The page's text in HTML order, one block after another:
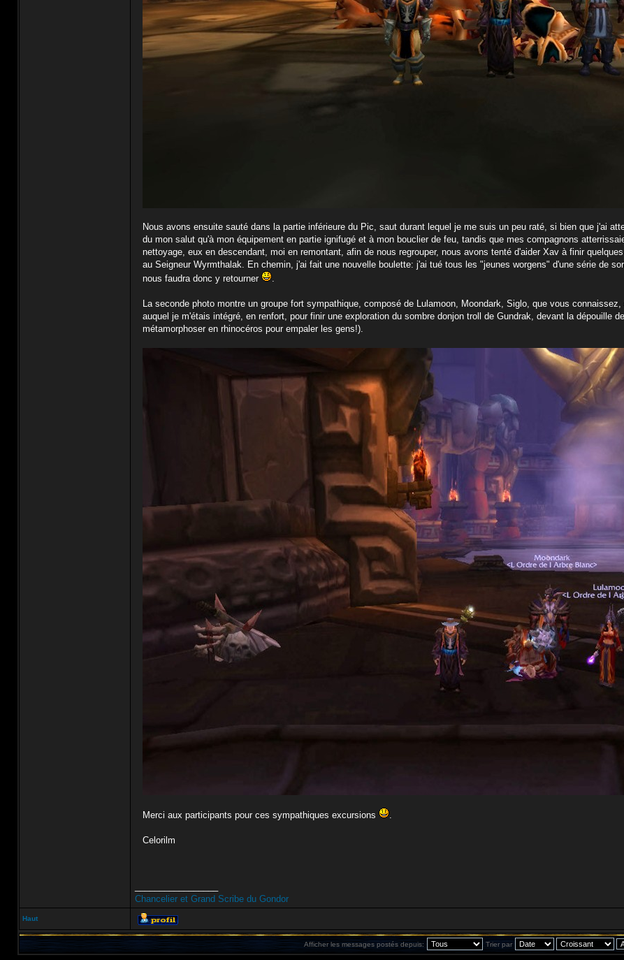
Nous avons ensuite sauté dans la partie inférieure du Pic, saut durant lequel je me suis un peu raté, si bien que j'ai
du mon salut qu'à mon équipement en partie ignifugé et à mon bouclier de feu, tandis que mes compagnons
nettoyage, eux en descendant, moi en remontant, afin de nous regrouper, nous avons tenté d'aider Xav à finir
au Seigneur Wyrmthalak. En chemin, j'ai fait une nouvelle boulette: j'ai tué tous les "jeunes worgens" d'une série de
nous faudra donc y retourner
.
La seconde photo montre un groupe fort sympathique, composé de Lulamoon, Moondark, Siglo, que vous
auquel je m'étais intégré, en renfort, pour finir une exploration du sombre donjon troll de Gundrak, devant la dépouille
métamorphoser en rhinocéros pour empaler les gens!).
Merci aux participants pour ces sympathiques excursions .
Celorilm
Chancelier et Grand Scribe du Gondor
Haut
Afficher les messages postés depuis: Trier par